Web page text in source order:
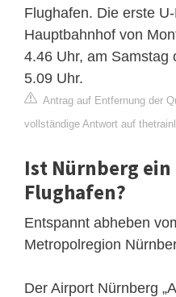
Flughafen. Die erste
Hauptbahnhof von
4.46 Uhr, am Samstag
5.09 Uhr.
Antrag auf Entfernung der
vollständige Antwort auf
Ist Nürnberg
Flughafen?
Entspannt abheben
Metropolregion
Der Airport Nürnberg